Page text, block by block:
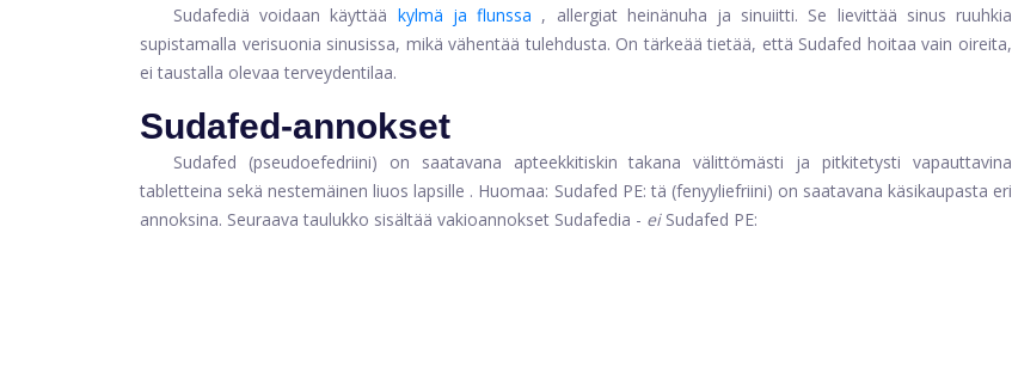
Sudafediä voidaan käyttää kylmä ja flunssa , allergiat heinänuha ja sinuiitti. Se lievittää sinus ruuhkia
supistamalla verisuonia sinusissa, mikä vähentää tulehdusta. On tärkeää tietää, että Sudafed hoitaa vain oireita,
ei taustalla olevaa terveydentilaa.
Sudafed-annokset
Sudafed (pseudoefedriini) on saatavana apteekkitiskin takana välittömästi ja pitkitetysti vapauttavina
tabletteina sekä nestemäinen liuos lapsille . Huomaa: Sudafed PE: tä (fenyyliefriini) on saatavana käsikaupasta eri
annoksina. Seuraava taulukko sisältää vakioannokset Sudafedia - ei Sudafed PE: